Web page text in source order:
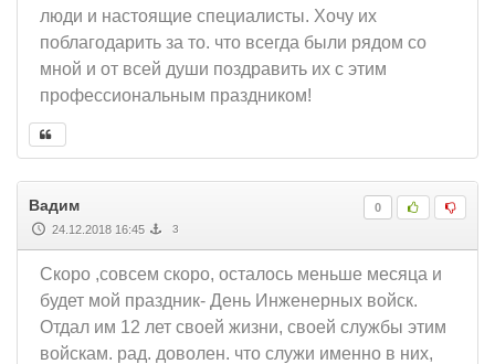
люди и настоящие специалисты. Хочу их
поблагодарить за то. что всегда были рядом со
мной и от всей души поздравить их с этим
профессиональным праздником!
0
Вадим
24.12.2018 16:45 3
Скоро ,совсем скоро, осталось меньше месяца и
будет мой праздник- День Инженерных войск.
Отдал им 12 лет своей жизни, своей службы этим
войскам. рад. доволен. что служи именно в них,